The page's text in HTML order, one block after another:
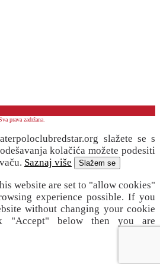
prava zadržana.
slažete se s
kolačića možete podesiti
Saznaj više Slažem se
website are set to "allow cookies"
experience possible. If you
without changing your cookie
"Accept" below then you are